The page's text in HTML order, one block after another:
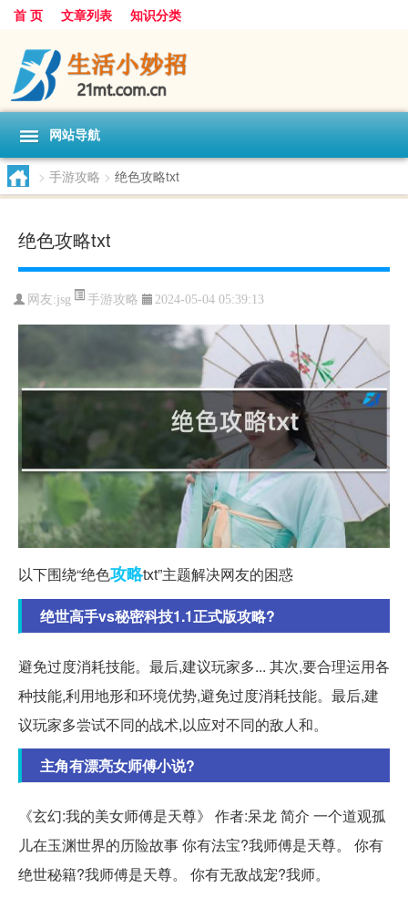
首 页 文章列表 知识分类
网站导航
> 手游攻略 > 绝色攻略txt
绝色攻略txt
网友:jsg 手游攻略 2024-05-04 05:39:13
以下围绕“绝色攻略txt”主题解决网友的困惑
绝世高手vs秘密科技1.1正式版攻略?
避免过度消耗技能。最后,建议玩家多... 其次,要合理运用各
种技能,利用地形和环境优势,避免过度消耗技能。最后,建
议玩家多尝试不同的战术,以应对不同的敌人和。
主角有漂亮女师傅小说?
《玄幻:我的美女师傅是天尊》 作者:呆龙 简介 一个道观孤
儿在玉渊世界的历险故事 你有法宝?我师傅是天尊。 你有
绝世秘籍?我师傅是天尊。 你有无敌战宠?我师。